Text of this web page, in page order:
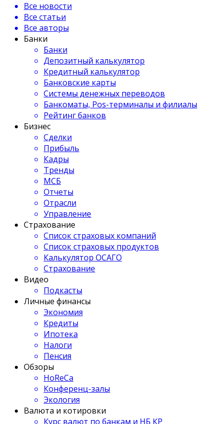
Все новости
Все статьи
Все авторы
Банки
Банки
Депозитный калькулятор
Кредитный калькулятор
Банковские карты
Системы денежных переводов
Банкоматы, Pos-терминалы и филиалы
Рейтинг банков
Бизнес
Сделки
Прибыль
Кадры
Тренды
МСБ
Отчеты
Отрасли
Управление
Страхование
Список страховых компаний
Список страховых продуктов
Калькулятор ОСАГО
Страхование
Видео
Подкасты
Личные финансы
Экономия
Кредиты
Ипотека
Налоги
Пенсия
Обзоры
HoReCa
Конференц-залы
Экология
Валюта и котировки
Курс валют по банкам и НБ КР